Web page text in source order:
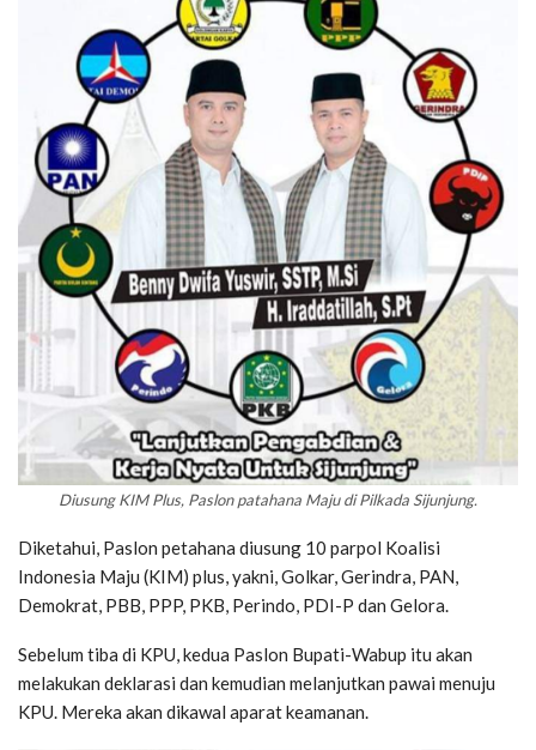
Diusung KIM Plus, Paslon patahana Maju di Pilkada Sijunjung.
Diketahui, Paslon petahana diusung 10 parpol Koalisi
Indonesia Maju (KIM) plus, yakni, Golkar, Gerindra, PAN,
Demokrat, PBB, PPP, PKB, Perindo, PDI-P dan Gelora.
Sebelum tiba di KPU, kedua Paslon Bupati-Wabup itu akan
melakukan deklarasi dan kemudian melanjutkan pawai menuju
KPU. Mereka akan dikawal aparat keamanan.